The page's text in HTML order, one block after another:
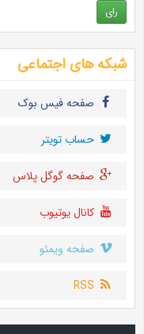
رای
شبکه های اجتماعی
صفحه فیس بوک
حساب تويتر
صفحه گوگل پلاس
کانال یوتیوب
صفحه ویمئو
RSS